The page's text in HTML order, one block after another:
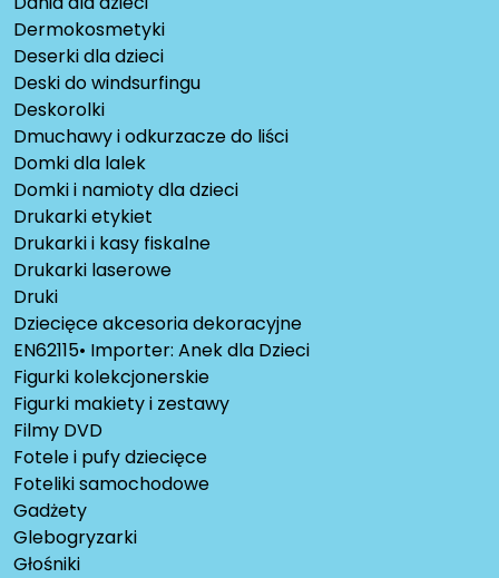
Dermokosmetyki
Deserki dla dzieci
Deski do windsurfingu
Deskorolki
Dmuchawy i odkurzacze do liści
Domki dla lalek
Domki i namioty dla dzieci
Drukarki etykiet
Drukarki i kasy fiskalne
Drukarki laserowe
Druki
Dziecięce akcesoria dekoracyjne
EN62115• Importer: Anek dla Dzieci
Figurki kolekcjonerskie
Figurki makiety i zestawy
Filmy DVD
Fotele i pufy dziecięce
Foteliki samochodowe
Gadżety
Glebogryzarki
Głośniki